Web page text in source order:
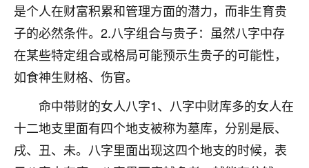
是个人在财富积累和管理方面的潜力，而非生育贵
子的必然条件。2.八字组合与贵子：虽然八字中存
在某些特定组合或格局可能预示生贵子的可能性，
如食神生财格、伤官。
命中带财的女人八字1、八字中财库多的女人在
十二地支里面有四个地支被称为墓库，分别是辰、
戌、丑、未。八字里面出现这四个地支的时候，表
付深
我是公司人事调整，有升迁机会，但同时竞争的我们
三个，找老师的时候是抱着侥幸心理，没想到老师看
着我晋升有望，我半信半疑的按照老师建议，做了化
后，我以为都没戏了，结果开年一上班，开会提拔升
职第一个就是我，职务无所谓，主要是底薪加了
3000，非常开心，无论如何，感恩感谢！🙏🏻